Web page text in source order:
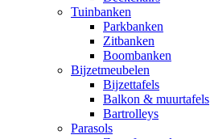
Tuinbanken
Parkbanken
Zitbanken
Boombanken
Bijzetmeubelen
Bijzettafels
Balkon & muurtafels
Bartrolleys
Parasols